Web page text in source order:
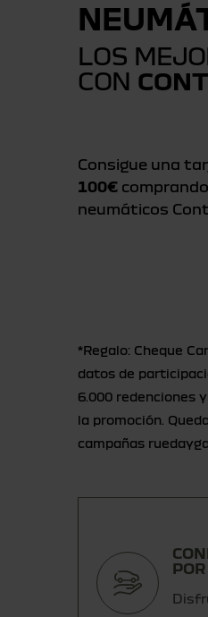
LOS
CON
Consigue una
100€ comprando
neumáticos
*Regalo: Cheque
datos de
6.000 redenciones
la promoción.
campañas